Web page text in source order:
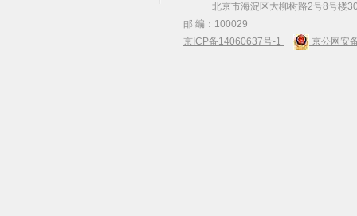
北京市海淀区大柳树路2号8号楼
邮 编：100029
京ICP备14060637号-1
京公网安